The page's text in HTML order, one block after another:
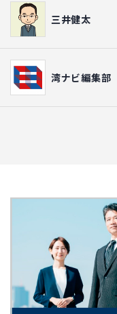
三井健太
湾ナビ編集部